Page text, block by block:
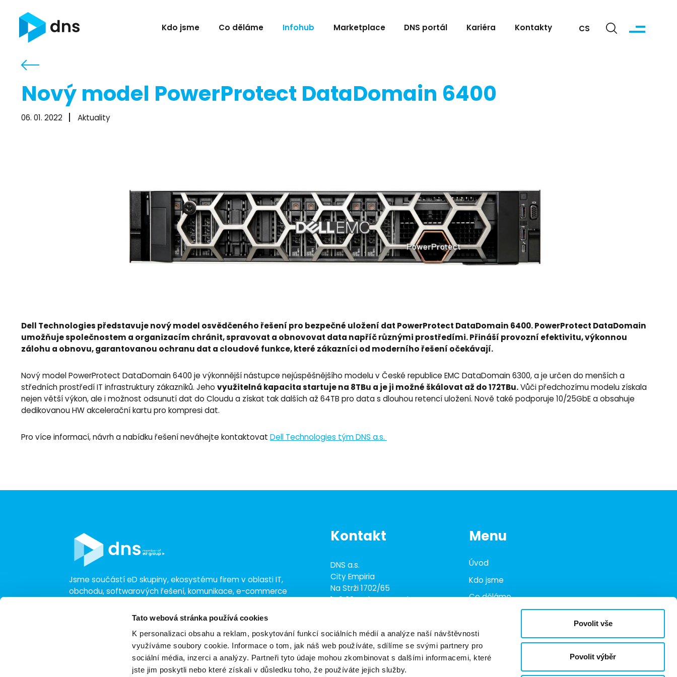
Tato webová stránka používá cookies
K personalizaci obsahu a reklam, poskytování funkcí sociálních médií a analýze naší návštěvnosti
využíváme soubory cookie. Informace o tom, jak náš web používáte, sdílíme se svými partnery pro
sociální média, inzerci a analýzy. Partneři tyto údaje mohou zkombinovat s dalšími informacemi, které
jste jim poskytli nebo které získali v důsledku toho, že používáte jejich služby.
Povolit vše
Povolit výběr
Kdo jsme Co děláme Infohub Marketplace DNS portál Kariéra Kontakty CS
Nový model PowerProtect DataDomain 6400
06. 01. 2022 Aktuality
Dell Technologies představuje nový model osvědčeného řešení pro bezpečné uložení dat PowerProtect DataDomain 6400. PowerProtect DataDomain
umožňuje společnostem a organizacím chránit, spravovat a obnovovat data napříč různými prostředími. Přináší provozní efektivitu, výkonnou
zálohu a obnovu, garantovanou ochranu dat a cloudové funkce, které zákazníci od moderního řešení očekávají.
Nový model PowerProtect DataDomain 6400 je výkonnější nástupce nejúspěšnějšího modelu v České republice EMC DataDomain 6300, a je určen do menších a
středních prostředí IT infrastruktury zákazníků. Jeho využitelná kapacita startuje na 8TBu a je ji možné škálovat až do 172TBu.Vůči předchozímu modelu získala
nejen větší výkon, ale i možnost odsunutí dat do Cloudu a získat tak dalších až 64TB pro data s dlouhou retencí uložení. Nově také podporuje 10/25GbE a obsahuje
dedikovanou HW akcelerační kartu pro kompresi dat.
Pro více informací, návrh a nabídku řešení neváhejte kontaktovatDell Technologies tým DNS a.s.
Jsme součástí eD skupiny, ekosystému firem v oblasti IT,
obchodu, softwarových řešení, komunikace, e-commerce
a tržbami přesahujícími 16 miliard.
Kontakt
DNS a.s.
City Empiria
Na Strži 1702/65
140 00 Praha 4 - Nusle
dns@dns.cz
Menu
Úvod
Kdo jsme
Co děláme
Marketplace
Kariéra
Kontakty